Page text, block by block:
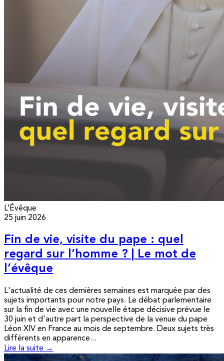
L’Évêque
25 juin 2026
Fin de vie, visite du pape : quel
regard sur l’homme ? | Le mot de
l’évêque
L'actualité de ces dernières semaines est marquée par des
sujets importants pour notre pays. Le débat parlementaire
sur la fin de vie avec une nouvelle étape décisive prévue le
30 juin et d'autre part la perspective de la venue du pape
Léon XIV en France au mois de septembre. Deux sujets très
différents en apparence...
Lire la suite →